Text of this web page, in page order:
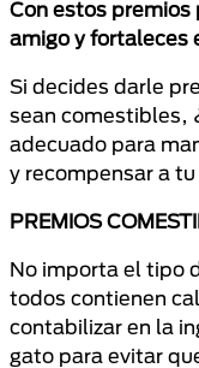
Con estos premios
amigo y fortaleces
Si decides darle
sean comestibles,
adecuado para
y recompensar a
PREMIOS
No importa el tipo
todos contienen
contabilizar en la
gato para evitar